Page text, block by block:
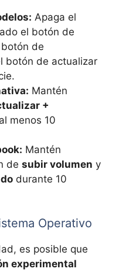
Apaga el
el botón de
de
botón de actualizar
Mantén
+
menos 10
Mantén
de subir volumen y
durante 10
Operativo
es posible que
experimental